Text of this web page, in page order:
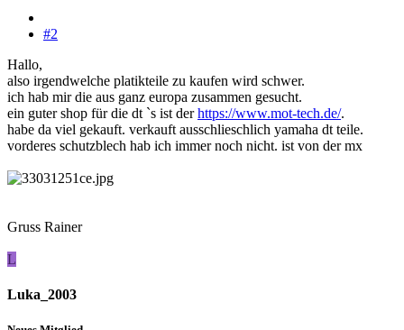
#2
Hallo,
also irgendwelche platikteile zu kaufen wird schwer.
ich hab mir die aus ganz europa zusammen gesucht.
ein guter shop für die dt `s ist derhttps://www.mot-tech.de/.
habe da viel gekauft. verkauft ausschlieschlich yamaha dt teile.
vorderes schutzblech hab ich immer noch nicht. ist von der mx
Gruss Rainer
L
Luka_2003